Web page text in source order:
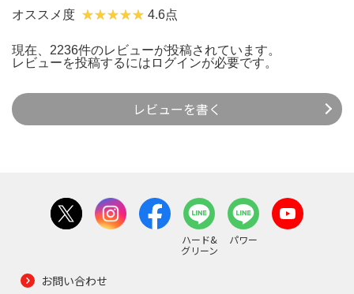
オススメ度 4.6点
現在、2236件のレビューが投稿されています。
レビューを投稿するには ログインが必要です。
レビューを書く
ハード&
グリーン
パワー
お問い合わせ